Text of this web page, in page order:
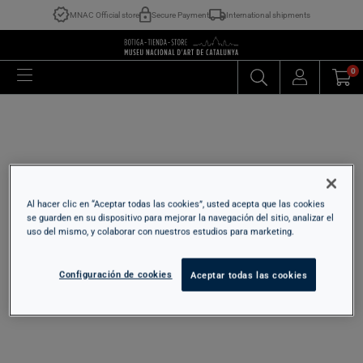
MNAC Official store Secure Payment International shipments
0
Al hacer clic en “Aceptar todas las cookies”, usted acepta que las cookies
se guarden en su dispositivo para mejorar la navegación del sitio, analizar el
uso del mismo, y colaborar con nuestros estudios para marketing.
Configuración de cookies Aceptar todas las cookies